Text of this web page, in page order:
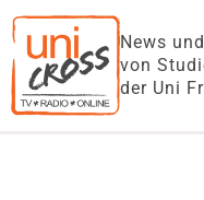
News
von
der Uni